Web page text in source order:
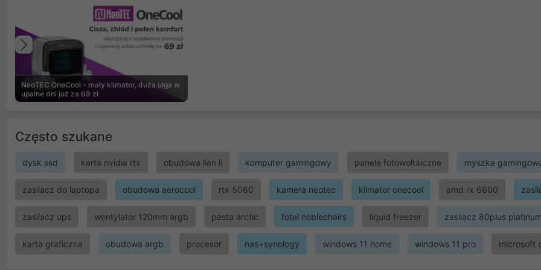
NeoTEC OneCool - mały klimator, duża ulga w
upalne dni już za 69 zł
Poprzedni
Często szukane
dysk ssd karta nvidia rtx obudowa lian li komputer gamingowy panele fotowoltaiczne myszka
zasilacz do laptopa obudowa aerocool rtx 5060 kamera neotec klimator onecool amd rx 6600
zasilacz ups wentylator 120mm argb pasta arctic fotel noblechairs liquid freezer zasilacz 80plus platinum
karta graficzna obudowa argb procesor nas+synology windows 11 home windows 11 pro microsoft